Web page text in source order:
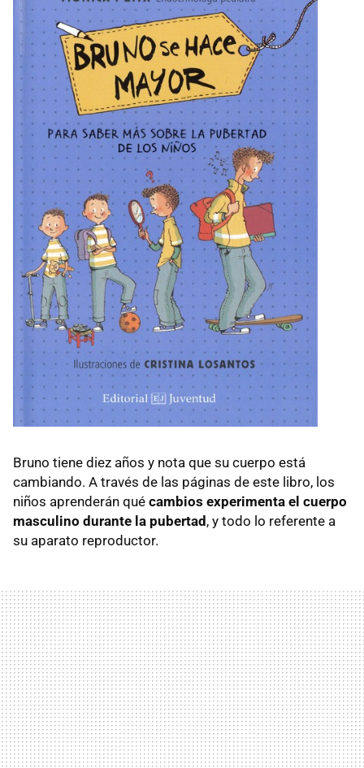
Bruno tiene diez años y nota que su cuerpo está
cambiando. A través de las páginas de este libro, los
niños aprenderán qué cambios experimenta el cuerpo
masculino durante la pubertad , y todo lo referente a
su aparato reproductor.